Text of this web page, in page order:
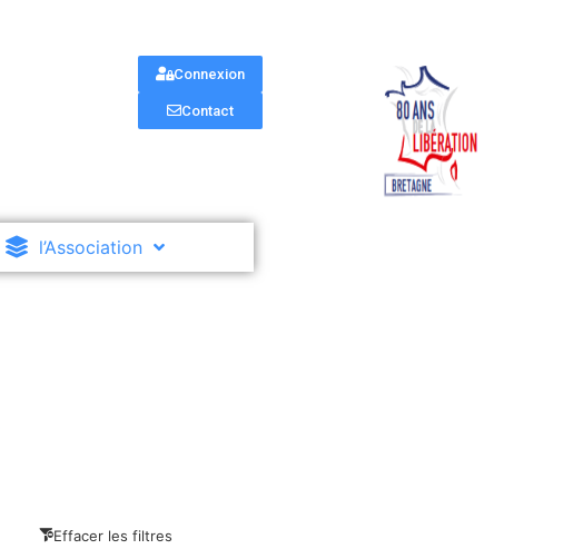
Connexion
Contact
l’Association
Effacer les filtres